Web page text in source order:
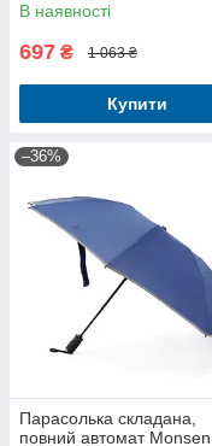
В наявності
697 ₴ 1 063 ₴
Купити
–36%
Парасолька складана,
повний автомат Monsen